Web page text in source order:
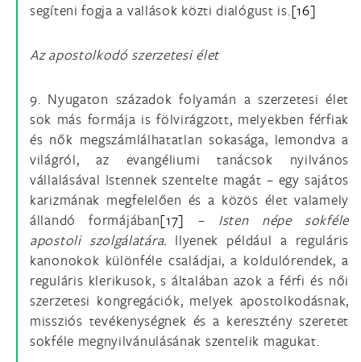
segíteni fogja a vallások közti dialógust is.[16]
Az apostolkodó szerzetesi élet
9. Nyugaton századok folyamán a szerzetesi élet
sok más formája is fölvirágzott, melyekben férfiak
és nők megszámlálhatatlan sokasága, lemondva a
világról, az evangéliumi tanácsok nyilvános
vállalásával Istennek szentelte magát – egy sajátos
karizmának megfelelően és a közös élet valamely
állandó formájában[17] – Isten népe sokféle
apostoli szolgálatára. Ilyenek például a reguláris
kanonokok különféle családjai, a koldulórendek, a
reguláris klerikusok, s általában azok a férfi és női
szerzetesi kongregációk, melyek apostolkodásnak,
missziós tevékenységnek és a keresztény szeretet
sokféle megnyilvánulásának szentelik magukat.